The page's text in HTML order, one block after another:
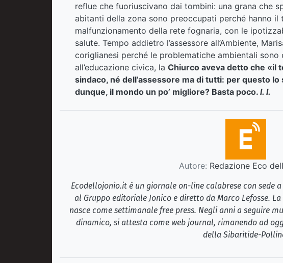
reflue che fuoriuscivano dai tombini: una grana che
abitanti della zona sono preoccupati perché hanno
malfunzionamento della rete fognaria, con le
salute. Tempo addietro l’assessore all’Ambiente,
coriglianesi perché le problematiche ambientali sono
all’educazione civica, la Chiurco aveva detto che «il
sindaco, né dell’assessore ma di tutti: per questo
dunque, il mondo un po’ migliore? Basta poco. l. l.
Autore: Redazione Eco
Ecodellojonio.it è un giornale on-line calabrese con sede
al Gruppo editoriale Jonico e diretto da Marco Lefosse.
nasce come settimanale free press. Negli anni a seguire
dinamico, si attesta come web journal, rimanendo ad
della Sibaritide-